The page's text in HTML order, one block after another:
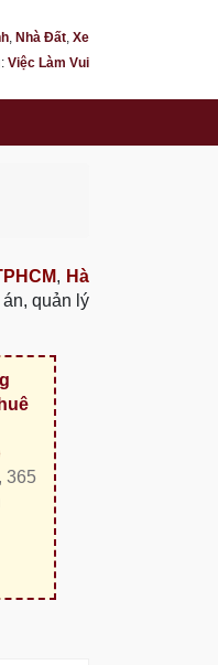
, Nhà Đất, Xe
Việc Làm Vui
, Hà
quản lý
365